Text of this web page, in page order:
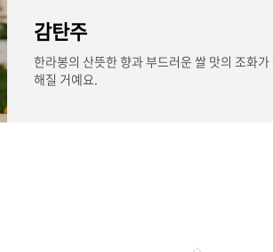
감탄주
한라봉의 산뜻한 향과 부드러운 쌀 맛의 조화
해질 거예요.